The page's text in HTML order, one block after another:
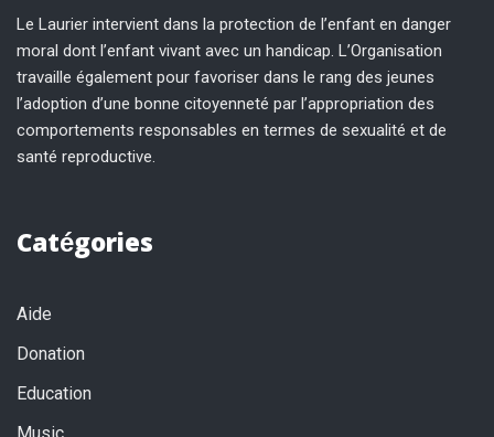
Le Laurier intervient dans la protection de l’enfant en danger
moral dont l’enfant vivant avec un handicap. L’Organisation
travaille également pour favoriser dans le rang des jeunes
l’adoption d’une bonne citoyenneté par l’appropriation des
comportements responsables en termes de sexualité et de
santé reproductive.
Catégories
Aide
Donation
Education